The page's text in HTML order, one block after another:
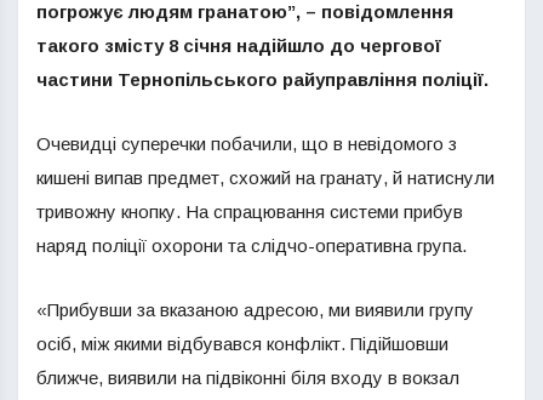
погрожує людям гранатою”, – повідомлення
такого змісту 8 січня надійшло до чергової
частини Тернопільського райуправління поліції.
Очевидці суперечки побачили, що в невідомого з
кишені випав предмет, схожий на гранату, й натиснули
тривожну кнопку. На спрацювання системи прибув
наряд поліції охорони та слідчо-оперативна група.
«Прибувши за вказаною адресою, ми виявили групу
осіб, між якими відбувався конфлікт. Підійшовши
ближче, виявили на підвіконні біля входу в вокзал